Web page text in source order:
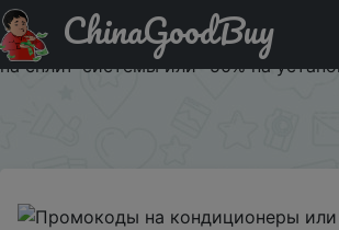
Паридбати з промокодом SUMMER
кондиционеры или на их установку
на сплит-системы или -50% на
ChinaGoodBuy